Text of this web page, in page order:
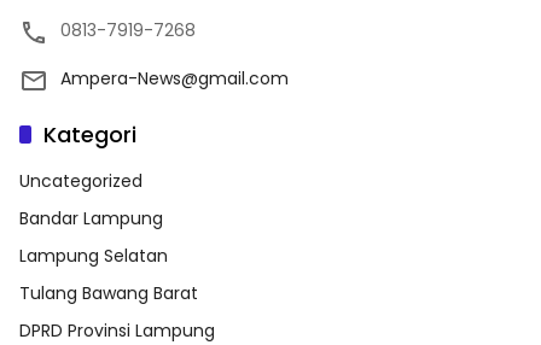
0813-7919-7268
Ampera-News@gmail.com
Kategori
Uncategorized
Bandar Lampung
Lampung Selatan
Tulang Bawang Barat
DPRD Provinsi Lampung